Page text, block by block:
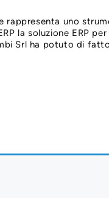
rappresenta uno
la soluzione ERP
Srl ha potuto di